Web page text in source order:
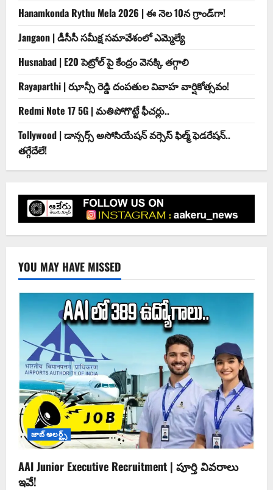
Hanamkonda Rythu Mela 2026 | ఈ నెల 10న గ్రాండ్‌గా!
Jangaon | డీసీసీ సమీక్ష సమావేశంలో ఎమ్మెల్యే
Husnabad | E20 పెట్రోల్ పై కేంద్రం వెనక్కి తగ్గాలి
Rayaparthi | ఝాన్సీ రెడ్డి దంపతుల వివాహ వార్షికోత్సవం!
Redmi Note 17 5G | మతిపోగొట్టే ఫీచర్లు..
Tollywood | డాన్సర్స్ అసోసియేషన్ వర్సెస్ ఫిల్మ్ ఫెడరేషన్..
తగ్గేదేలే!
YOU MAY HAVE MISSED
జాబ్ అలర్ట్స్
AAI Junior Executive Recruitment | పూర్తి వివరాలు
ఇవే!